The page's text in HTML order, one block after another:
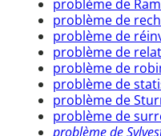
problème de
problème de
problème de
problème de
problème de
problème de
problème de
problème de
problème de